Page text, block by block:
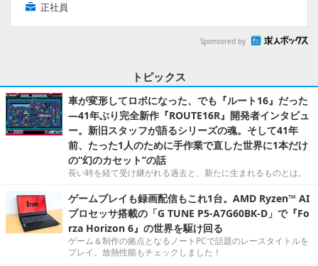
正社員
Sponsored by
トピックス
車が変形してロボになった、でも『ルート16』だった
―41年ぶり完全新作『ROUTE16R』開発者インタビュ
ー。新旧スタッフが語るシリーズの魂。そして41年
前、たった1人のために手作業で直した世界に1本だけ
の“幻のカセット”の話
長い時を経て受け継がれる過去と、新たに生まれるものとは。
ゲームプレイも録画配信もこれ1台。AMD Ryzen™ AI
プロセッサ搭載の「G TUNE P5-A7G60BK-D」で『Fo
rza Horizon 6』の世界を駆け回る
ゲーム＆制作の拠点となるノートPCで話題のレースタイトルを
プレイ。放熱性能もチェックしました！